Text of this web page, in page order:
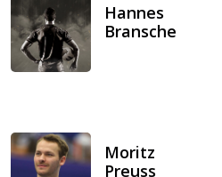
Hannes
Bransche
Moritz
Preuss